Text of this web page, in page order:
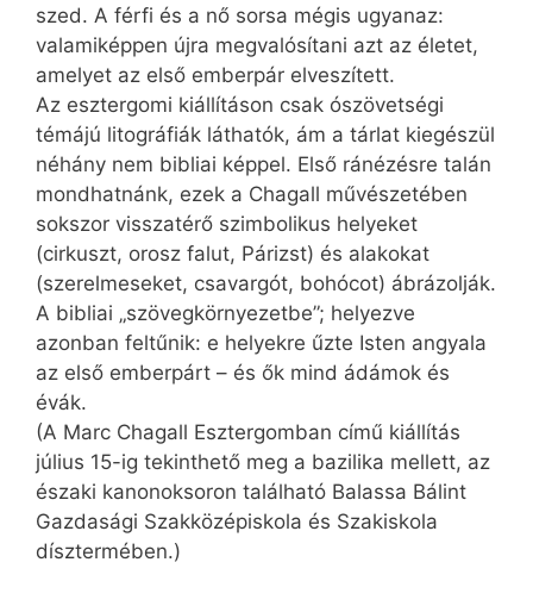
szed. A férfi és a nő sorsa mégis ugyanaz:
valamiképpen újra megvalósítani azt az életet,
amelyet az első emberpár elveszített.
Az esztergomi kiállításon csak ószövetségi
témájú litográfiák láthatók, ám a tárlat kiegészül
néhány nem bibliai képpel. Első ránézésre talán
mondhatnánk, ezek a Chagall művészetében
sokszor visszatérő szimbolikus helyeket
(cirkuszt, orosz falut, Párizst) és alakokat
(szerelmeseket, csavargót, bohócot) ábrázolják.
A bibliai „szövegkörnyezetbe”; helyezve
azonban feltűnik: e helyekre űzte Isten angyala
az első emberpárt – és ők mind ádámok és
évák.
(A Marc Chagall Esztergomban című kiállítás
július 15-ig tekinthető meg a bazilika mellett, az
északi kanonoksoron található Balassa Bálint
Gazdasági Szakközépiskola és Szakiskola
dísztermében.)